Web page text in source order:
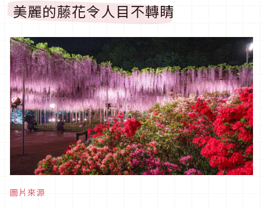
美麗的藤花令人目不轉睛
圖片來源